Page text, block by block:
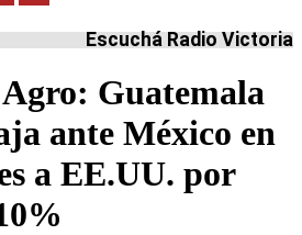
Escuchá Radio Victoria
Guatemala
ante México en
a EE.UU. por